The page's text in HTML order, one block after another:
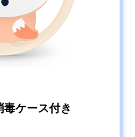
ケース付き